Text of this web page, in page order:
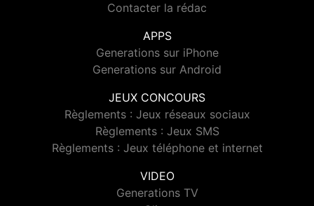
Contacter la rédac
APPS
Generations sur iPhone
Generations sur Android
JEUX CONCOURS
Règlements : Jeux réseaux sociaux
Règlements : Jeux SMS
Règlements : Jeux téléphone et internet
VIDEO
Generations TV